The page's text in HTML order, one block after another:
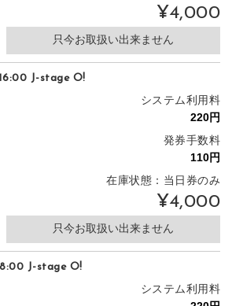
¥4,000
只今お取扱い出来ません
J-stage O!
システム利用料
発券手数料
在庫状態：当日券のみ
¥4,000
只今お取扱い出来ません
J-stage O!
システム利用料